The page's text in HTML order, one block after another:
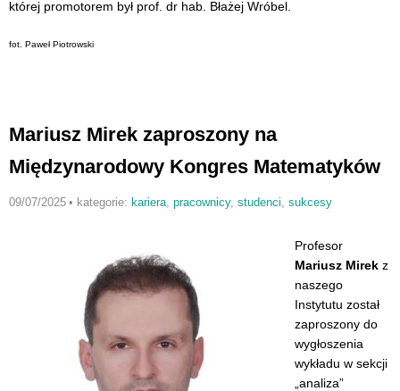
której promotorem był prof. dr hab. Błażej Wróbel.
fot. Paweł Piotrowski
Mariusz Mirek zaproszony na
Międzynarodowy Kongres Matematyków
09/07/2025 • kategorie: kariera, pracownicy, studenci sukcesy
Profesor
Mariusz Mirek z
naszego
Instytutu został
zaproszony do
wygłoszenia
wykładu w sekcji
„analiza”